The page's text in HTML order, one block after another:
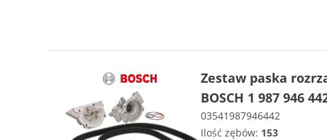
Zestaw paska
BOSCH 1 987 946
03541987946442
Ilość zębów: 153